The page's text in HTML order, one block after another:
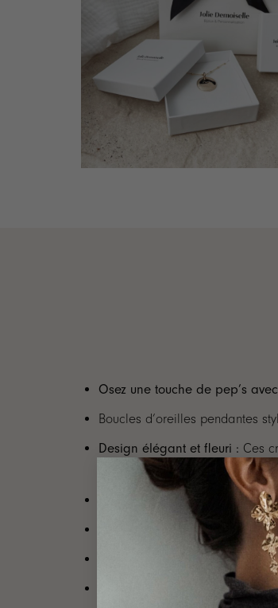
Osez une touche de pep’s
Boucles d’oreilles pendantes
Design élégant et fleuri : Ces
jaune, sans transparence
Diamètre de l’anneau
: 2 cm
Diamètre intérieur: 1,2 cm
Diamètre de la fleur: 2 cm
Longueur totale de la boucle